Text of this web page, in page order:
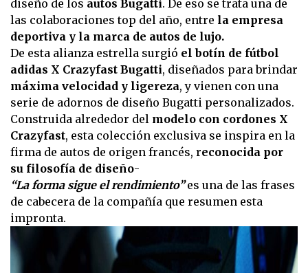
diseño de los autos Bugatti. De eso se trata una de
las colaboraciones top del año, entre la empresa
deportiva y la marca de autos de lujo.
De esta alianza estrella surgió el botín de fútbol
adidas X Crazyfast Bugatti, diseñados para brindar
máxima velocidad y ligereza, y vienen con una
serie de adornos de diseño Bugatti personalizados.
Construida alrededor del modelo con cordones X
Crazyfast, esta colección exclusiva se inspira en la
firma de autos de origen francés, reconocida por
su filosofía de diseño-
“La forma sigue el rendimiento”es una de las frases
de cabecera de la compañía que resumen esta
impronta.